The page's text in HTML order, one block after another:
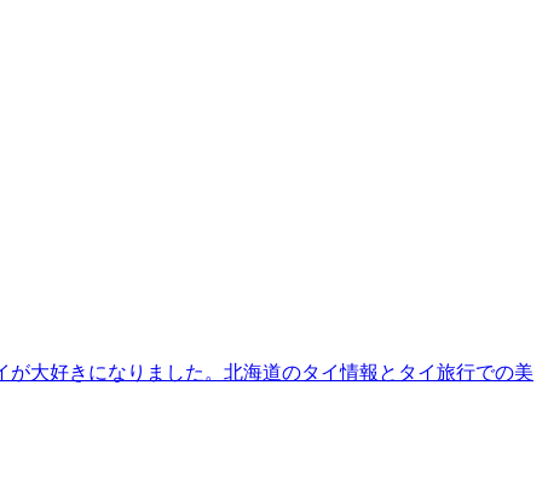
大好きになりました。北海道のタイ情報とタイ旅行での美